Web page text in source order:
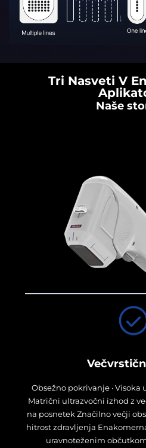
Tri Nasveti V
Naše
Obsežno pokrivanje ·
Matrični ultrazvočni izhod z
na posnetek Značilno večji
hitrost zdravljenja
uravnoteženim